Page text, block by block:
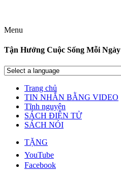
Menu
Tận Hưởng Cuộc Sống Mỗi Ngày
Trang chủ
TIN NHẮN BẰNG VIDEO
Tĩnh nguyện
SÁCH ĐIỆN TỬ
SÁCH NÓI
TẶNG
YouTube
Facebook